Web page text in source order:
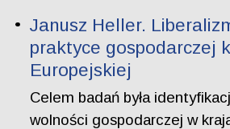
Janusz Heller.
praktyce gospodarczej
Europejskiej
Celem badań była
wolności gospodarczej w